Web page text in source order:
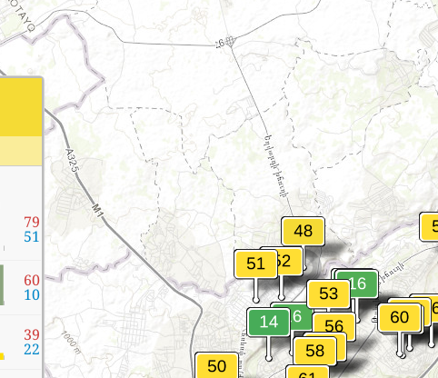
79
51
60
10
39
22